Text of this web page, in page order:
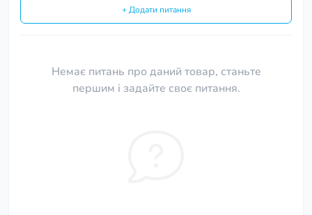
+ Додати питання
Немає питань про даний товар, станьте
першим і задайте своє питання.